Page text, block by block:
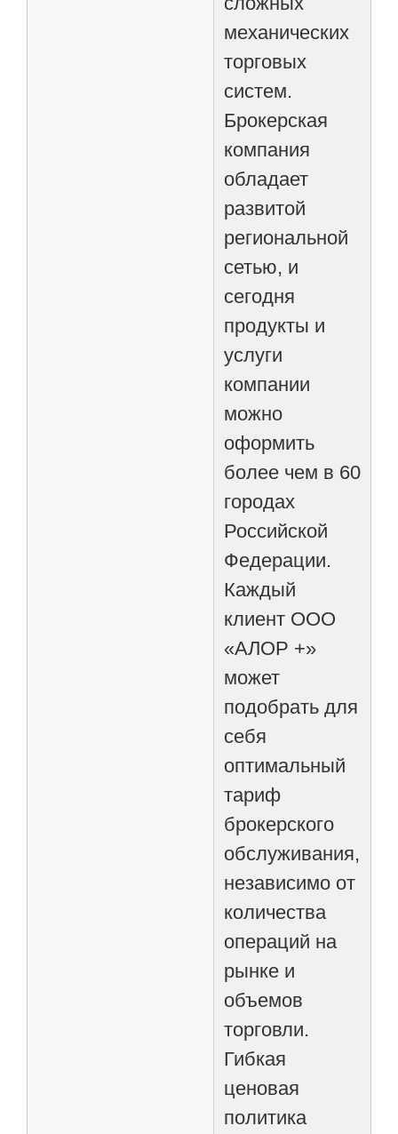
механических
торговых
систем.
Брокерская
компания
обладает
развитой
региональной
сетью, и
сегодня
продукты и
услуги
компании
можно
оформить
более чем в 60
городах
Российской
Федерации.
Каждый
клиент ООО
«АЛОР +»
может
подобрать для
себя
оптимальный
тариф
брокерского
обслуживания,
независимо от
количества
операций на
рынке и
объемов
торговли.
Гибкая
ценовая
политика